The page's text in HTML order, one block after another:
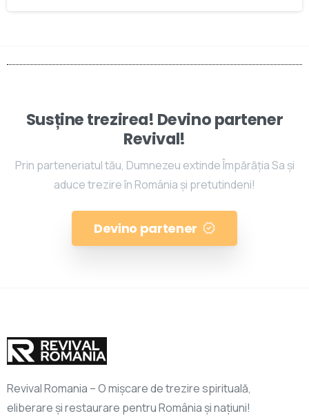
Susține trezirea! Devino partener
Revival!
Prin parteneriatul tău, Dumnezeu extinde Împărăția Sa și
aduce trezire în România și pretutindeni!
Devino partener
Revival Romania – O mișcare de trezire spirituală,
eliberare și restaurare pentru România și națiuni!